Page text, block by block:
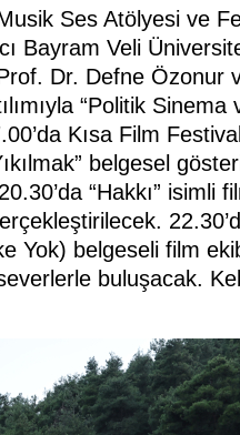
Ses Atölyesi ve
Bayram Veli
Dr. Defne Özonur
“Politik Sinema
Kısa Film
belgesel
“Hakkı” isimli
Yok) belgeseli film
buluşacak.